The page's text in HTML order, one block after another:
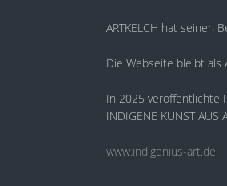
ARTKELCH hat seinen
Die Webseite bleibt als
In 2025 veröffentlichte
INDIGENE KUNST AUS
www.indigenius-art.de